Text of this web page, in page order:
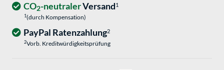
CO2-neutralerVersand1
1(durch Kompensation)
PayPal Ratenzahlung2
2Vorb. Kreditwürdigkeitsprüfung